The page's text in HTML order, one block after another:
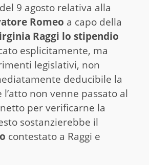
9 agosto relativa alla
Romeo a capo della
Raggi lo stipendio
esplicitamente, ma
legislativi, non
deducibile la
non venne passato al
per verificarne la
sostanzierebbe il
contestato a Raggi e